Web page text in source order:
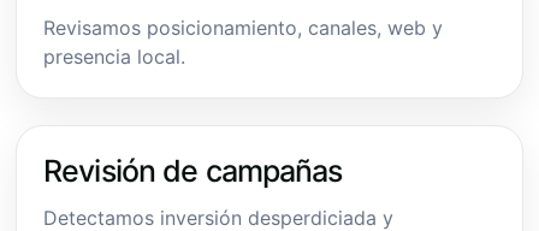
Revisamos posicionamiento, canales, web y
presencia local.
Revisión de campañas
Detectamos inversión desperdiciada y